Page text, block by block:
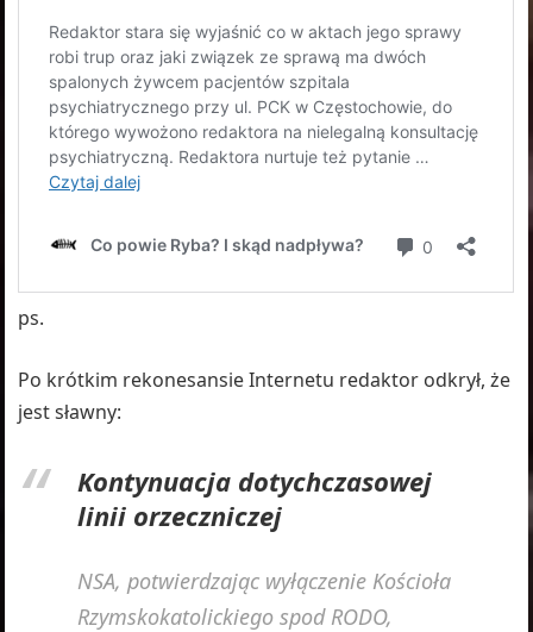
ps.
Po krótkim rekonesansie Internetu redaktor odkrył, że
jest sławny:
Kontynuacja dotychczasowej
linii orzeczniczej
NSA, potwierdzając wyłączenie Kościoła
Rzymskokatolickiego spod RODO,